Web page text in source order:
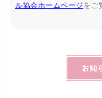
ル協会ホームページ をご
お知